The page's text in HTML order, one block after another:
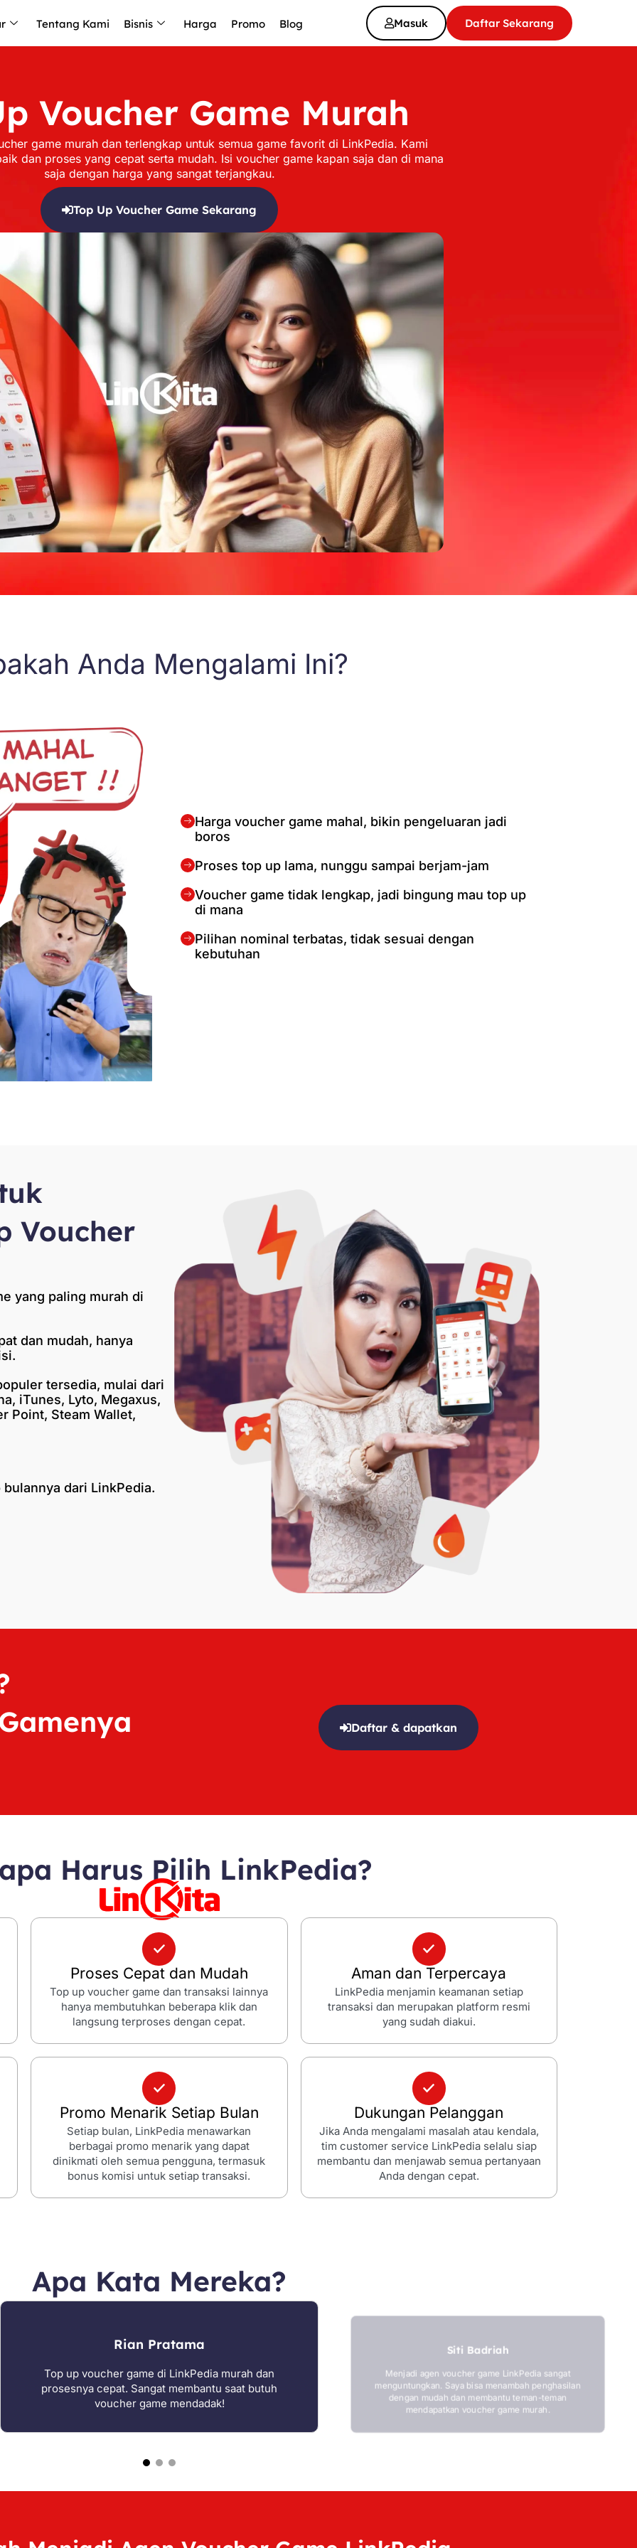
Daftar Sekarang
Masuk
Tentang Kami Bisnis Harga Promo Blog
Voucher Game Murah
game murah dan terlengkap untuk semua game favorit di LinkPedia. Kami
dan proses yang cepat serta mudah. Isi voucher game kapan saja dan di mana
saja dengan harga yang sangat terjangkau.
Top Up Voucher Game Sekarang
Anda Mengalami Ini?
Harga voucher game mahal, bikin pengeluaran jadi
boros
Proses top up lama, nunggu sampai berjam-jam
Voucher game tidak lengkap, jadi bingung mau top up
di mana
Pilihan nominal terbatas, tidak sesuai dengan
kebutuhan
Voucher
yang paling murah di
dan mudah, hanya
tersedia, mulai dari
iTunes, Lyto, Megaxus,
Point, Steam Wallet,
dari LinkPedia.
Daftar & dapatkan
Harus Pilih LinkPedia?
Proses Cepat dan Mudah
Top up voucher game dan transaksi lainnya
hanya membutuhkan beberapa klik dan
langsung terproses dengan cepat.
Aman dan Terpercaya
LinkPedia menjamin keamanan setiap
transaksi dan merupakan platform resmi
yang sudah diakui.
Promo Menarik Setiap Bulan
Setiap bulan, LinkPedia menawarkan
berbagai promo menarik yang dapat
dinikmati oleh semua pengguna, termasuk
bonus komisi untuk setiap transaksi.
Dukungan Pelanggan
Jika Anda mengalami masalah atau kendala,
tim customer service LinkPedia selalu siap
membantu dan menjawab semua pertanyaan
Anda dengan cepat.
Apa Kata Mereka?
Rian Pratama
Top up voucher game di LinkPedia murah dan
prosesnya cepat. Sangat membantu saat butuh
voucher game mendadak!
Siti Badriah
Menjadi agen voucher game LinkPedia sangat
menguntungkan. Saya bisa menambah penghasilan
dengan mudah dan membantu teman-teman
mendapatkan voucher game murah.